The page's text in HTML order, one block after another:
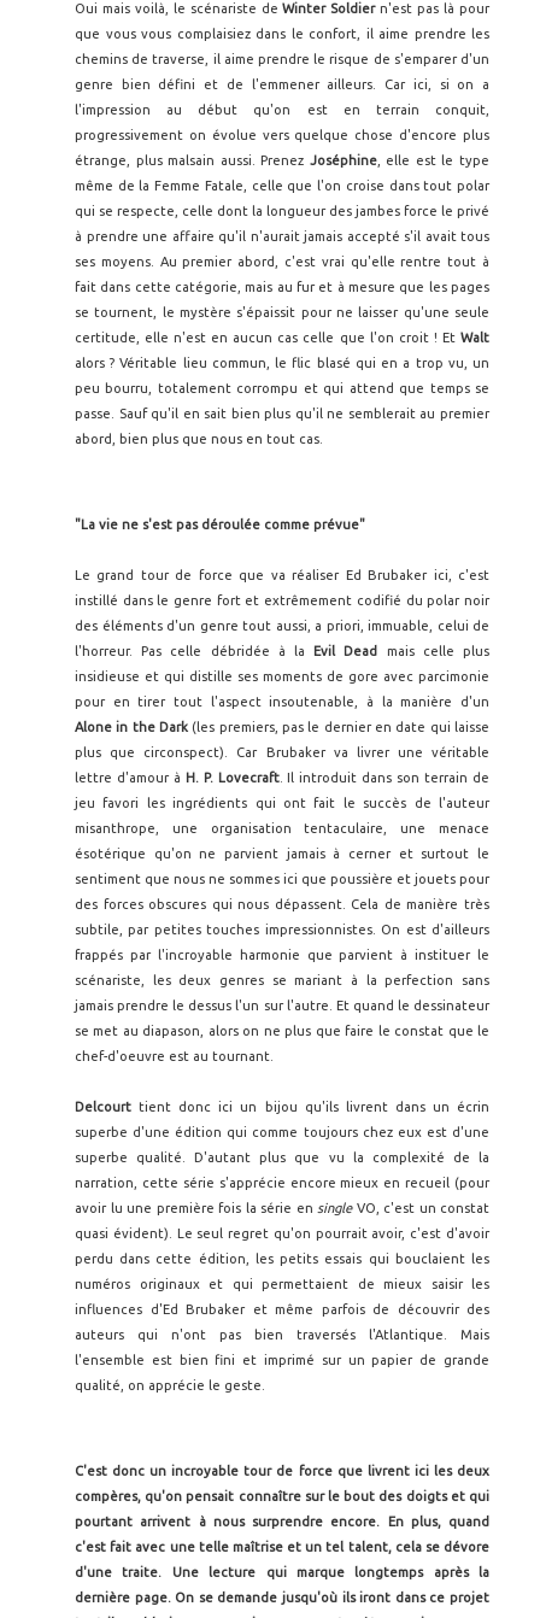
Oui mais voilà, le scénariste deWinter Soldiern'est pas là pour
que vous vous complaisiez dans le confort, il aime prendre les
chemins de traverse, il aime prendre le risque de s'emparer d'un
genre bien défini et de l'emmener ailleurs. Car ici, si on a
l'impression au début qu'on est en terrain conquit,
progressivement on évolue vers quelque chose d'encore plus
étrange, plus malsain aussi. Prenez Joséphine, elle est le type
même de la Femme Fatale, celle que l'on croise dans tout polar
qui se respecte, celle dont la longueur des jambes force le privé
à prendre une affaire qu'il n'aurait jamais accepté s'il avait tous
ses moyens. Au premier abord, c'est vrai qu'elle rentre tout à
fait dans cette catégorie, mais au fur et à mesure que les pages
se tournent, le mystère s'épaissit pour ne laisser qu'une seule
certitude, elle n'est en aucun cas celle que l'on croit ! Et Walt
alors ? Véritable lieu commun, le flic blasé qui en a trop vu, un
peu bourru, totalement corrompu et qui attend que temps se
passe. Sauf qu'il en sait bien plus qu'il ne semblerait au premier
abord, bien plus que nous en tout cas.
"La vie ne s'est pas déroulée comme prévue"
Le grand tour de force que va réaliser Ed Brubaker ici, c'est
instillé dans le genre fort et extrêmement codifié du polar noir
des éléments d'un genre tout aussi, a priori, immuable, celui de
l'horreur. Pas celle débridée à la Evil Dead
mais celle plus
insidieuse et qui distille ses moments de gore avec parcimonie
pour en tirer tout l'aspect insoutenable, à la manière d'un
Alone in the Dark (les premiers, pas le dernier en date qui laisse
plus que circonspect). Car Brubaker va livrer une véritable
lettre d'amour à H. P. Lovecraft. Il introduit dans son terrain de
jeu favori les ingrédients qui ont fait le succès de l'auteur
misanthrope, une organisation tentaculaire, une menace
ésotérique qu'on ne parvient jamais à cerner et surtout le
sentiment que nous ne sommes ici que poussière et jouets pour
des forces obscures qui nous dépassent. Cela de manière très
subtile, par petites touches impressionnistes. On est d'ailleurs
frappés par l'incroyable harmonie que parvient à instituer le
scénariste, les deux genres se mariant à la perfection sans
jamais prendre le dessus l'un sur l'autre. Et quand le dessinateur
se met au diapason, alors on ne plus que faire le constat que le
chef-d'oeuvre est au tournant.
Delcourttient donc ici un bijou qu'ils livrent dans un écrin
superbe d'une édition qui comme toujours chez eux est d'une
superbe qualité. D'autant plus que vu la complexité de la
narration, cette série s'apprécie encore mieux en recueil (pour
avoir lu une première fois la série en singleVO, c'est un constat
quasi évident). Le seul regret qu'on pourrait avoir, c'est d'avoir
perdu dans cette édition, les petits essais qui bouclaient les
numéros originaux et qui permettaient de mieux saisir les
influences d'Ed Brubaker et même parfois de découvrir des
auteurs qui n'ont pas bien traversés l'Atlantique. Mais
l'ensemble est bien fini et imprimé sur un papier de grande
qualité, on apprécie le geste.
C'est donc un incroyable tour de force que livrent ici les deux
compères, qu'on pensait connaître sur le bout des doigts et qui
pourtant arrivent à nous surprendre encore. En plus, quand
c'est fait avec une telle maîtrise et un tel talent, cela se dévore
d'une traite. Une lecture qui marque longtemps après la
dernière page. On se demande jusqu'où ils iront dans ce projet